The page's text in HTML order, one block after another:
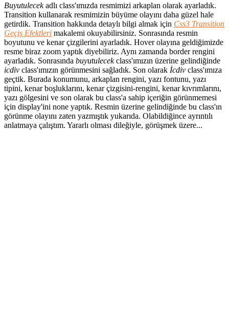
Buyutulecekadlı class'ımızda resmimizi arkaplan olarak ayarladık.
Transition kullanarak resmimizin büyüme olayını daha güzel hale
getirdik. Transition hakkında detaylı bilgi almak için Css3 Transition
Geçiş Efektleri makalemi okuyabilirsiniz. Sonrasında resmin
boyutunu ve kenar çizgilerini ayarladık. Hover olayına geldiğimizde
resme biraz zoom yaptık diyebiliriz. Aynı zamanda border rengini
ayarladık. Sonrasında buyutulecekclass'ımızın üzerine gelindiğinde
icdiv class'ımızın görünmesini sağladık. Son olarak İcdiv class'ımıza
geçtik. Burada konumunu, arkaplan rengini, yazı fontunu, yazı
tipini, kenar boşluklarını, kenar çizgisini-rengini, kenar kıvrımlarını,
yazı gölgesini ve son olarak bu class'a sahip içeriğin görünmemesi
için display'ini none yaptık. Resmin üzerine gelindiğinde bu class'ın
görünme olayını zaten yazmıştık yukarıda. Olabildiğince ayrıntılı
anlatmaya çalıştım. Yararlı olması dileğiyle, görüşmek üzere...